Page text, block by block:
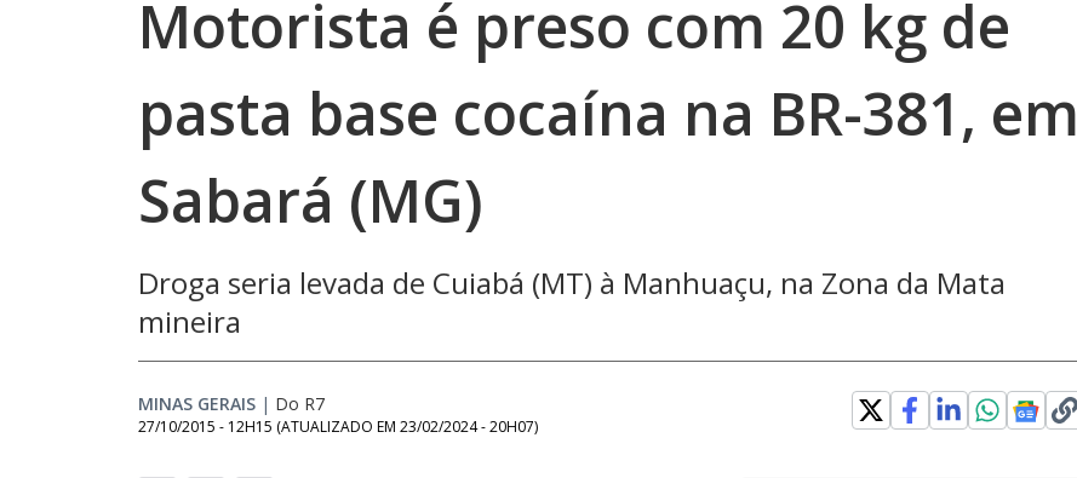
Motorista é preso com 20 kg de
pasta base cocaína na BR-381, em
Sabará (MG)
Droga seria levada de Cuiabá (MT) à Manhuaçu, na Zona da Mata
mineira
MINAS GERAIS | Do R7
27/10/2015 - 12H15 (ATUALIZADO EM 23/02/2024 - 20H07)